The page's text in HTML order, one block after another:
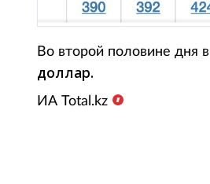
Во второй половине дня в
доллар.
ИА Total.kz